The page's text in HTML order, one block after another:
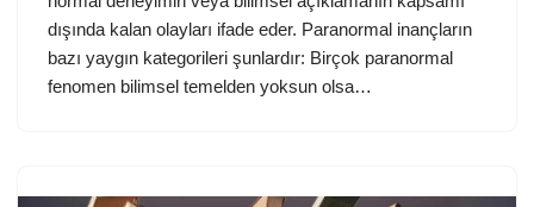
dışında kalan olayları ifade eder. Paranormal inançların
bazı yaygın kategorileri şunlardır: Birçok paranormal
fenomen bilimsel temelden yoksun olsa…